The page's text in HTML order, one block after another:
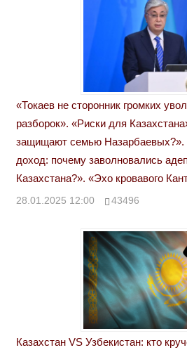
«Токаев не сторонник громких
разборок». «Риски для
защищают семью Назарбаевых?».
доход: почему заволновались
Казахстана?». «Эхо кровавого
28.01.2025 12:00 43496
Казахстан VS Узбекистан: кто